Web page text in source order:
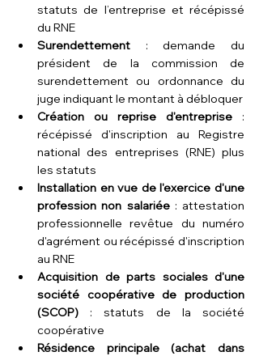
statuts de l’entreprise et récépissé
du RNE
Surendettement : demande du
président de la commission de
surendettement ou ordonnance du
juge indiquant le montant à débloquer
Création ou reprise d'entreprise :
récépissé d'inscription au Registre
national des entreprises (RNE) plus
les statuts
Installation en vue de l'exercice d'une
profession non salariée : attestation
professionnelle revêtue du numéro
d'agrément ou récépissé d'inscription
au RNE
Acquisition de parts sociales d'une
société coopérative de production
(SCOP) : statuts de la société
coopérative
Résidence principale (achat dans